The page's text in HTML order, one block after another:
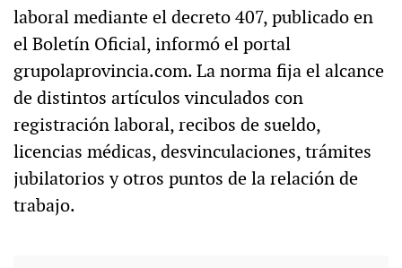
laboral mediante el decreto 407, publicado en
el Boletín Oficial, informó el portal
grupolaprovincia.com. La norma fija el alcance
de distintos artículos vinculados con
registración laboral, recibos de sueldo,
licencias médicas, desvinculaciones, trámites
jubilatorios y otros puntos de la relación de
trabajo.